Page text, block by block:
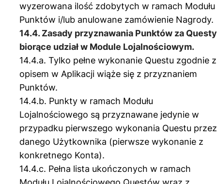
wyzerowana ilość zdobytych w ramach Modułu
Punktów i/lub anulowane zamówienie Nagrody.
14.4. Zasady przyznawania Punktów za Questy
biorące udział w Module Lojalnościowym.
14.4.a. Tylko pełne wykonanie Questu zgodnie z
opisem w Aplikacji wiąże się z przyznaniem
Punktów.
14.4.b. Punkty w ramach Modułu
Lojalnościowego są przyznawane jedynie w
przypadku pierwszego wykonania Questu przez
danego Użytkownika (pierwsze wykonanie z
konkretnego Konta).
14.4.c. Pełna lista ukończonych w ramach